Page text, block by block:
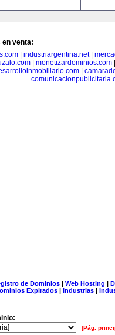
en venta:
| industriargentina.net|
| monetizardominios.com
de Dominios| Web Hosting |
Expirados | Industrias |
[Pág.